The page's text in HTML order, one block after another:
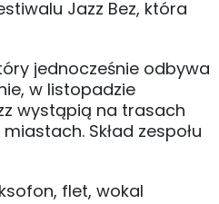
Jazz Bez, która
jednocześnie odbywa
w listopadzie
wystąpią na trasach
Skład zespołu
flet, wokal